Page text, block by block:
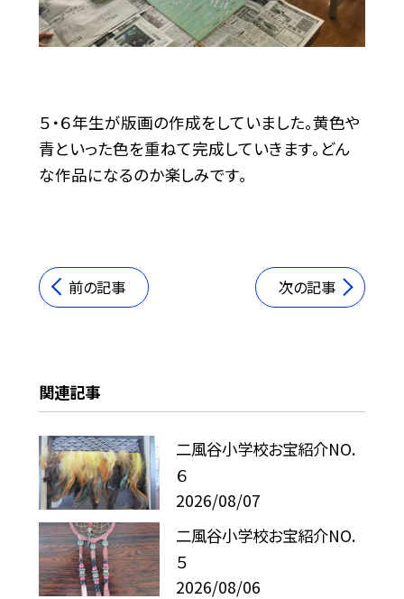
５・６年生が版画の作成をしていました。黄色や
青といった色を重ねて完成していきます。どん
な作品になるのか楽しみです。
前の記事 次の記事
関連記事
二風谷小学校お宝紹介NO.
６
2026/08/07
二風谷小学校お宝紹介NO.
５
2026/08/06